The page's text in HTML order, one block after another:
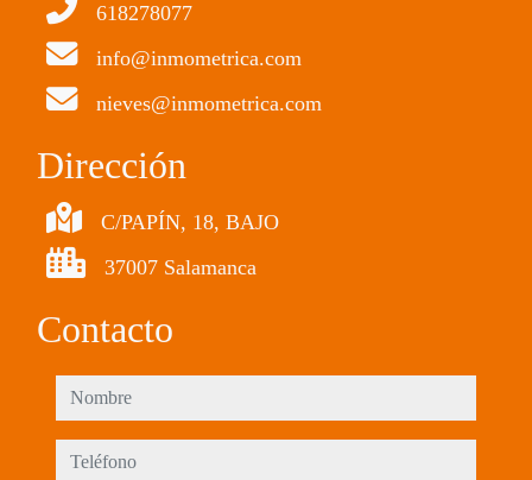
618278077
info@inmometrica.com
nieves@inmometrica.com
Dirección
C/PAPÍN, 18, BAJO
37007 Salamanca
Contacto
nombre
teléfono